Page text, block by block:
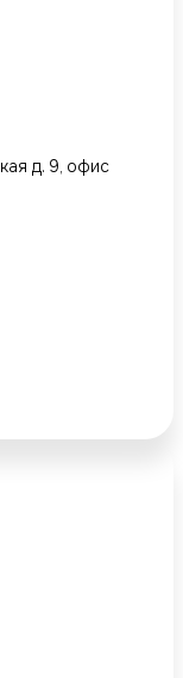
д. 9, офис